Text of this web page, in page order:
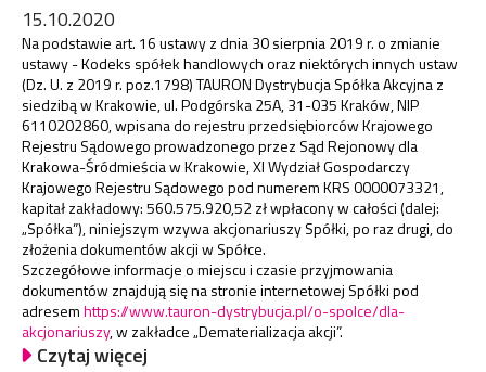
15.10.2020
Na podstawie art. 16 ustawy z dnia 30 sierpnia 2019 r. o zmianie
ustawy - Kodeks spółek handlowych oraz niektórych innych ustaw
(Dz. U. z 2019 r. poz.1798) TAURON Dystrybucja Spółka Akcyjna z
siedzibą w Krakowie, ul. Podgórska 25A, 31-035 Kraków, NIP
6110202860, wpisana do rejestru przedsiębiorców Krajowego
Rejestru Sądowego prowadzonego przez Sąd Rejonowy dla
Krakowa-Śródmieścia w Krakowie, XI Wydział Gospodarczy
Krajowego Rejestru Sądowego pod numerem KRS 0000073321,
kapitał zakładowy: 560.575.920,52 zł wpłacony w całości (dalej:
„Spółka”), niniejszym wzywa akcjonariuszy Spółki, po raz drugi, do
złożenia dokumentów akcji w Spółce.
Szczegółowe informacje o miejscu i czasie przyjmowania
dokumentów znajdują się na stronie internetowej Spółki pod
adresemhttps://www.tauron-dystrybucja.pl/o-spolce/dla-
akcjonariuszy, w zakładce „Dematerializacja akcji”.
Czytaj więcej